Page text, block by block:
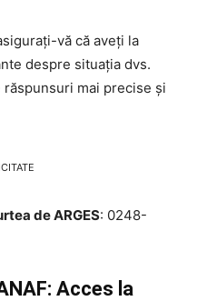
vă că aveți la
despre situația dvs.
mai precise și
de ARGES: 0248-
Acces la